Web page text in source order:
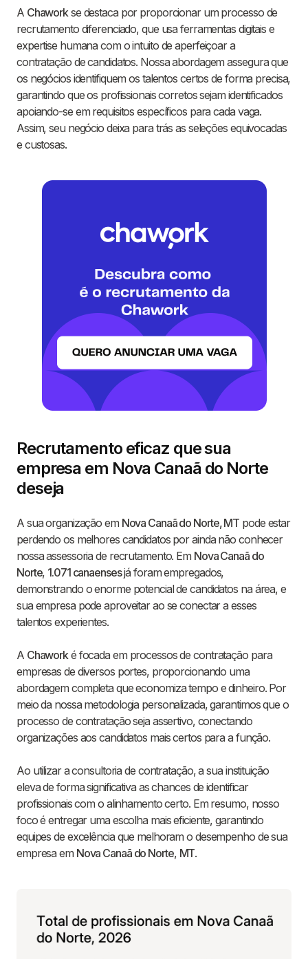
A Chaworkse destaca por proporcionar um processo de
recrutamento diferenciado, que usa ferramentas digitais e
expertise humana com o intuito de aperfeiçoar a
contratação de candidatos. Nossa abordagem assegura que
os negócios identifiquem os talentos certos de forma precisa,
garantindo que os profissionais corretos sejam identificados
apoiando-se em requisitos específicos para cada vaga.
Assim, seu negócio deixa para trás as seleções equivocadas
e custosas.
Recrutamento eficaz que sua
empresa em Nova Canaã do Norte
deseja
A sua organização em Nova Canaã do Norte, MT pode estar
perdendo os melhores candidatos por ainda não conhecer
nossa assessoria de recrutamento. Em Nova Canaã do
Norte, 1.071 canaensesjá foram empregados,
demonstrando o enorme potencial de candidatos na área, e
sua empresa pode aproveitar ao se conectar a esses
talentos experientes.
A Chaworké focada em processos de contratação para
empresas de diversos portes, proporcionando uma
abordagem completa que economiza tempo e dinheiro. Por
meio da nossa metodologia personalizada, garantimos que o
processo de contratação seja assertivo, conectando
organizações aos candidatos mais certos para a função.
Ao utilizar a consultoria de contratação, a sua instituição
eleva de forma significativa as chances de identificar
profissionais com o alinhamento certo. Em resumo, nosso
foco é entregar uma escolha mais eficiente, garantindo
equipes de excelência que melhoram o desempenho de sua
empresa em Nova Canaã do Norte, MT.